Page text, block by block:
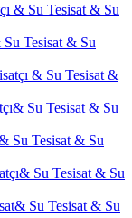
& Su Tesisat & Su
Su Tesisat & Su
& Su Tesisat &
Su Tesisat & Su
Su Tesisat & Su
Su Tesisat & Su
Su Tesisat & Su